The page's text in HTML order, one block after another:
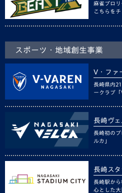
麻雀プロ
こちらをチ
スポーツ・地域創生事業
V・ファ
長崎県内
ークラブ「
長崎ヴェ
長崎初のプ
ルカ」
長崎ス
長崎駅か
心とした